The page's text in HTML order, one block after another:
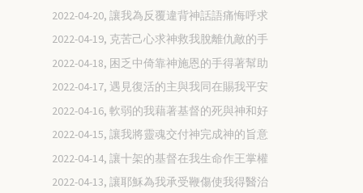
2022-04-20, 讓我為反覆違背神話語痛悔呼求
2022-04-19, 克苦己心求神救我脫離仇敵的手
2022-04-18, 困乏中倚靠神施恩的手得著幫助
2022-04-17, 遇見復活的主與我同在賜我平安
2022-04-16, 軟弱的我藉著基督的死與神和好
2022-04-15, 讓我將靈魂交付神完成神的旨意
2022-04-14, 讓十架的基督在我生命作王掌權
2022-04-13, 讓耶穌為我承受鞭傷使我得醫治